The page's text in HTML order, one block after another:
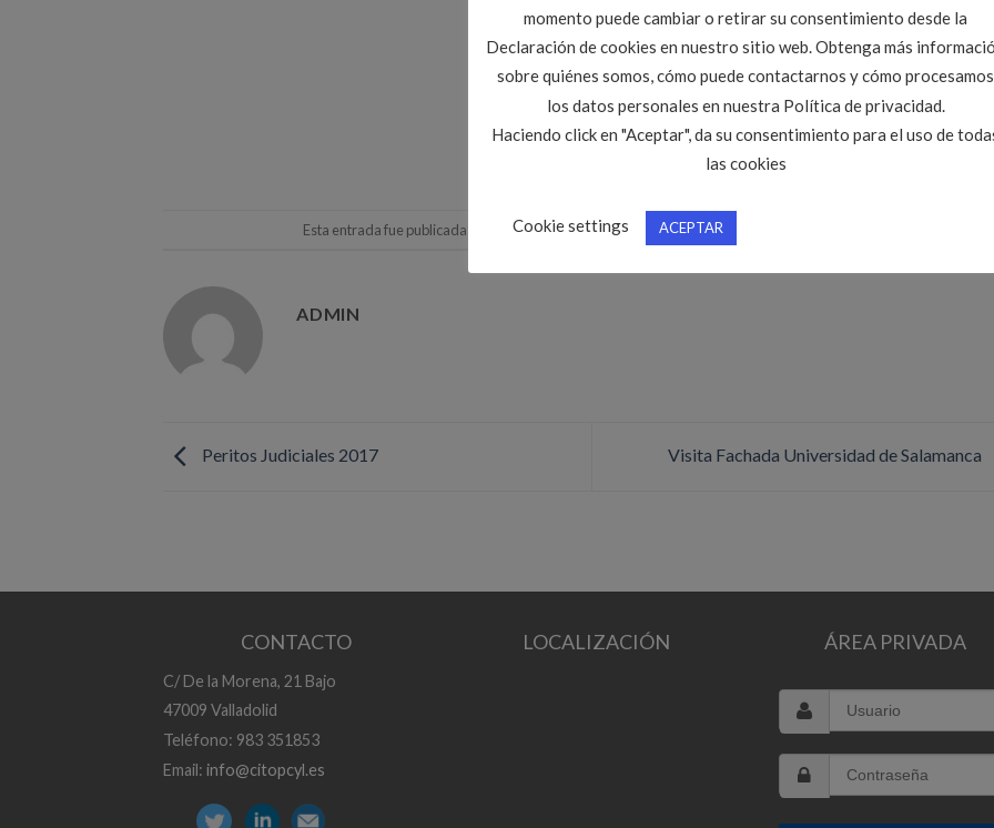
Esta entrada fue publicada en Cursos y jornadas. Marque como favorito el
ADMIN
Peritos Judiciales 2017 Visita Fachada Universidad de Salamanca
CONTACTO
C/ De la Morena, 21 Bajo
47009 Valladolid
Teléfono: 983 351853
Email: info@citopcyl.es
LOCALIZACIÓN ÁREA PRIVADA
momento puede cambiar o retirar su consentimiento desde la
Declaración de cookies en nuestro sitio web. Obtenga más
sobre quiénes somos, cómo puede contactarnos y cómo procesamos
los datos personales en nuestra Política de privacidad.
Haciendo click en "Aceptar", da su consentimiento para el uso de
las cookies
Cookie settings ACEPTAR